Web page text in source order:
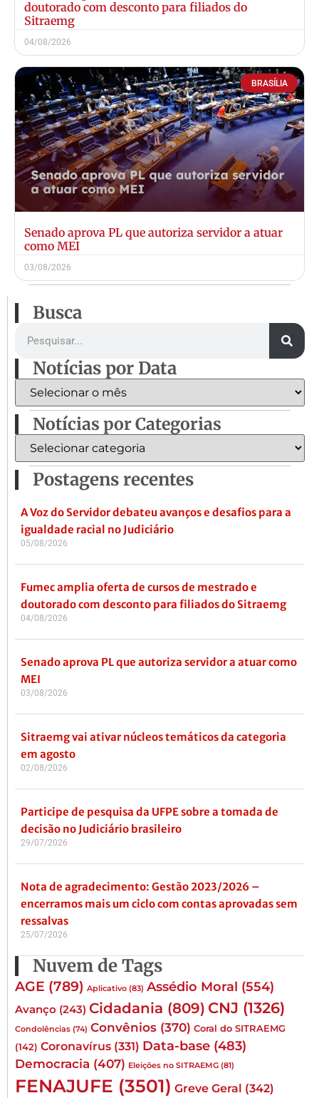
doutorado com desconto para filiados do
Sitraemg
04/08/2026
BRASÍLIA
Senado aprova PL que autoriza servidor a atuar
como MEI
03/08/2026
Busca
Notícias por Data
Notícias por Categorias
Postagens recentes
A Voz do Servidor debateu avanços e desafios para a
igualdade racial no Judiciário
05/08/2026
Fumec amplia oferta de cursos de mestrado e
doutorado com desconto para filiados do Sitraemg
04/08/2026
Senado aprova PL que autoriza servidor a atuar como
MEI
03/08/2026
Sitraemg vai ativar núcleos temáticos da categoria
em agosto
02/08/2026
Participe de pesquisa da UFPE sobre a tomada de
decisão no Judiciário brasileiro
29/07/2026
Nota de agradecimento: Gestão 2023/2026 –
encerramos mais um ciclo com contas aprovadas sem
ressalvas
25/07/2026
Nuvem de Tags
AGE (789) Aplicativo (83) Assédio Moral (554)
Avanço (243) Cidadania (809) CNJ (1326)
Condolências (74) Convênios (370) Coral do SITRAEMG
(142) Coronavírus (331) Data-base (483)
Democracia (407) Eleições no SITRAEMG (81)
FENAJUFE (3501) Greve Geral (342)